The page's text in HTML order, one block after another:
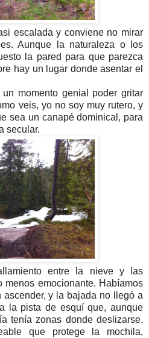
escalada y conviene no mirar
Aunque la naturaleza o los
la pared para que parezca
hay un lugar donde asentar el
momento genial poder gritar
veis, yo no soy muy rutero, y
sea un canapé dominical, para
secular.
entre la nieve y las
menos emocionante. Habíamos
y la bajada no llegó a
la pista de esquí que, aunque
tenía zonas donde deslizarse.
que protege la mochila,